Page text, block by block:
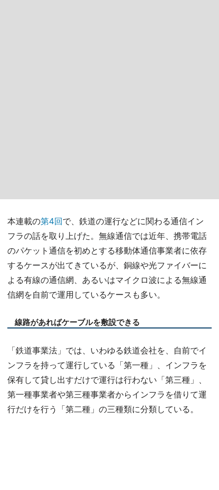
本連載の第4回 で、鉄道の運行などに関わる通信イン
フラの話を取り上げた。無線通信では近年、携帯電話
のパケット通信を初めとする移動体通信事業者に依存
するケースが出てきているが、銅線や光ファイバーに
よる有線の通信網、あるいはマイクロ波による無線通
信網を自前で運用しているケースも多い。
線路があればケーブルを敷設できる
「鉄道事業法」では、いわゆる鉄道会社を、自前でイ
ンフラを持って運行している「第一種」、インフラを
保有して貸し出すだけで運行は行わない「第三種」、
第一種事業者や第三種事業者からインフラを借りて運
行だけを行う「第二種」の三種類に分類している。